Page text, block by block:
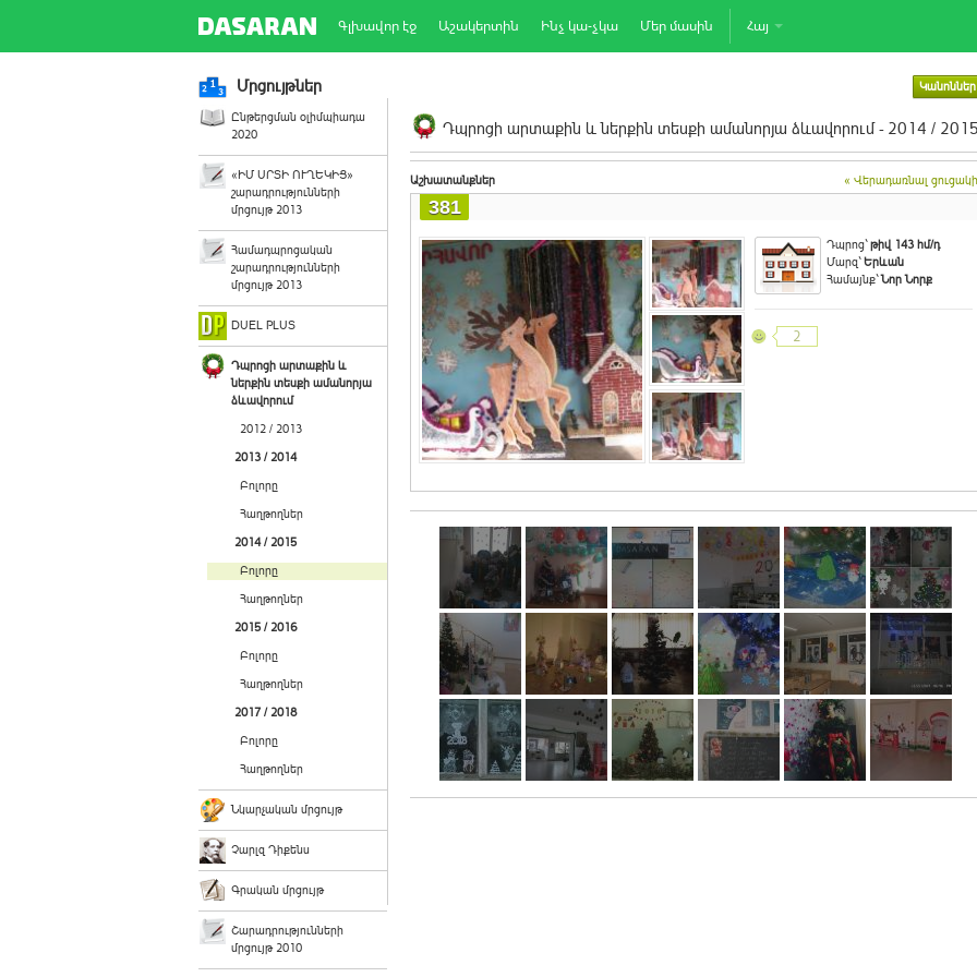
Գլխավոր էջ Աշակերտին Ինչ կա-չկա Մեր մասին Հայ
Մրցույթներ Կանոններ
Ընթերցման օլիմպիադա
2020
«ԻՄ ՍՐՏԻ ՈՒՂԵԿԻՑ»
շարադրությունների
մրցույթ 2013
Համադպրոցական
շարադրությունների
մրցույթ 2013
DUEL PLUS
Դպրոցի արտաքին և
ներքին տեսքի ամանորյա
ձևավորում
2012 / 2013
2013 / 2014
Բոլորը
Հաղթողներ
2014 / 2015
Բոլորը
Հաղթողներ
2015 / 2016
Բոլորը
Հաղթողներ
2017 / 2018
Բոլորը
Հաղթողներ
Նկարչական մրցույթ
Չարլզ Դիքենս
Գրական մրցույթ
Շարադրությունների
մրցույթ 2010
Դպրոցի արտաքին և ներքին տեսքի ամանորյա ձևավորում - 2014 / 2015
Աշխատանքներ « Վերադառնալ
381
Դպրոց`թիվ 143 հմ/դ
Մարզ`Երևան
Համայնք`Նոր Նորք
2